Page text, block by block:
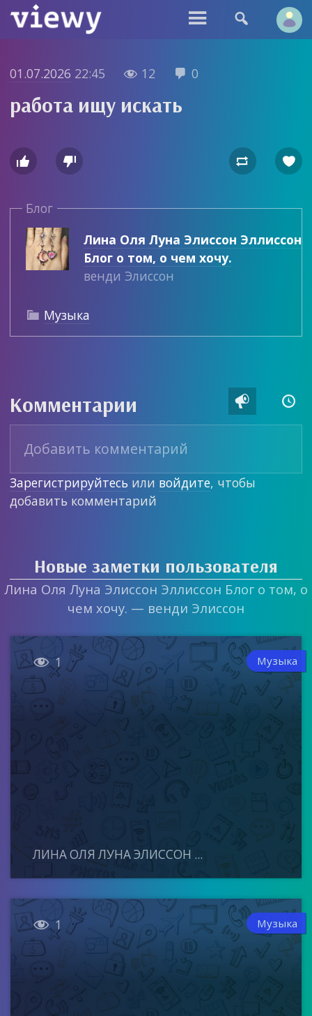
 
01.07.2026 22:45  12  0
работа ищу искать
   
Блог
Лина Оля Луна Элиссон Эллиссон
Блог о том, о чем хочу.
венди Элиссон
 Музыка
Комментарии  
Зарегистрируйтесь или войдите, чтобы
добавить комментарий
Новые заметки пользователя
Лина Оля Луна Элиссон Эллиссон Блог о том, о
чем хочу. — венди Элиссон
 1 Музыка
ЛИНА ОЛЯ ЛУНА ЭЛИССОН ...
 1 Музыка